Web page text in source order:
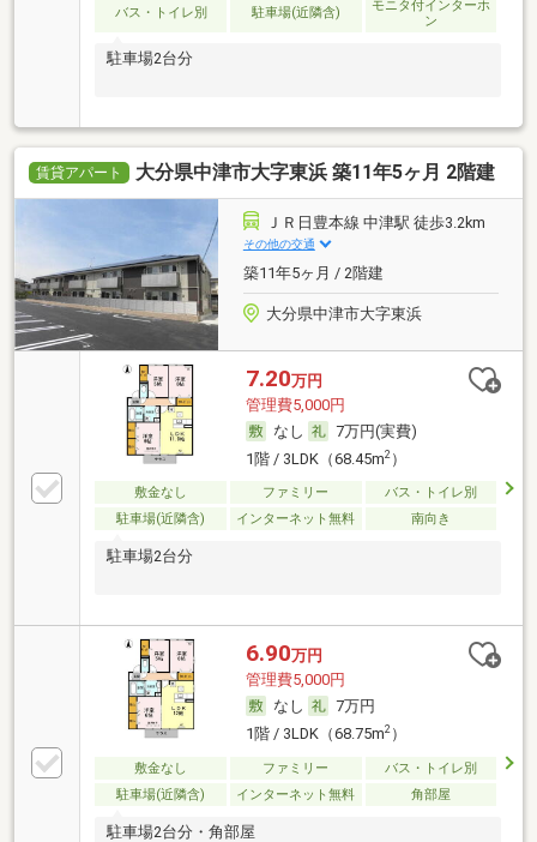
バス・トイレ別 駐車場(近隣含)
モニタ付インターホ
ン
駐車場2台分
賃貸アパート 大分県中津市大字東浜 築11年5ヶ月 2階建
ＪＲ日豊本線 中津駅 徒歩3.2km
その他の交通
築11年5ヶ月 / 2階建
大分県中津市大字東浜
7.20万円
管理費5,000円
なし
7万円(実費)
1階 / 3LDK（68.45m2）
敷金なし ファミリー
バス・トイレ別
駐車場(近隣含)
インターネット無料 南向き
駐車場2台分
6.90万円
管理費5,000円
なし
7万円
1階 / 3LDK（68.75m2）
敷金なし ファミリー
バス・トイレ別
駐車場(近隣含)
インターネット無料 角部屋
駐車場2台分・角部屋